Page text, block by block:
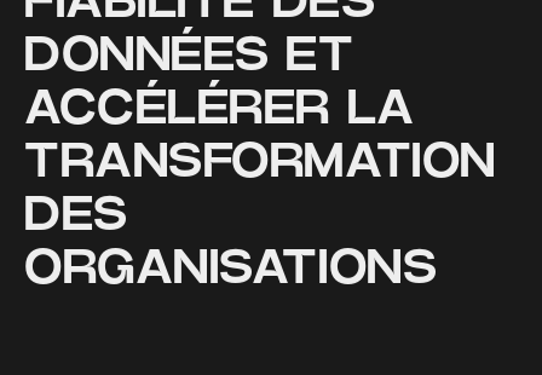
DONNÉES ET
ACCÉLÉRER LA
TRANSFORMATION
DES
ORGANISATIONS